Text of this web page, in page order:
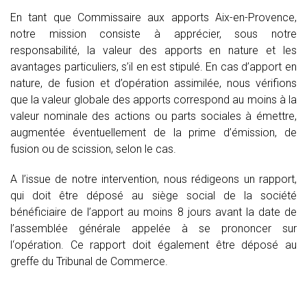
En tant que Commissaire aux apports Aix-en-Provence,
notre mission consiste à apprécier, sous notre
responsabilité, la valeur des apports en nature et les
avantages particuliers, s’il en est stipulé. En cas d’apport en
nature, de fusion et d’opération assimilée, nous vérifions
que la valeur globale des apports correspond au moins à la
valeur nominale des actions ou parts sociales à émettre,
augmentée éventuellement de la prime d’émission, de
fusion ou de scission, selon le cas.
A l’issue de notre intervention, nous rédigeons un rapport,
qui doit être déposé au siège social de la société
bénéficiaire de l’apport au moins 8 jours avant la date de
l’assemblée générale appelée à se prononcer sur
l‘opération. Ce rapport doit également être déposé au
greffe du Tribunal de Commerce.